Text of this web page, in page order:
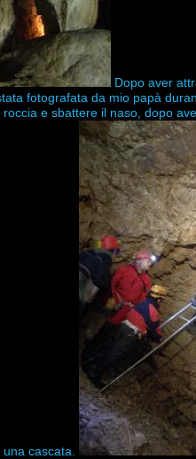
Dopo aver
fotografata da mio papà
e sbattere il naso, dopo
cascata.